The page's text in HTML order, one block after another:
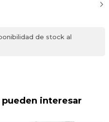
de stock al
interesar